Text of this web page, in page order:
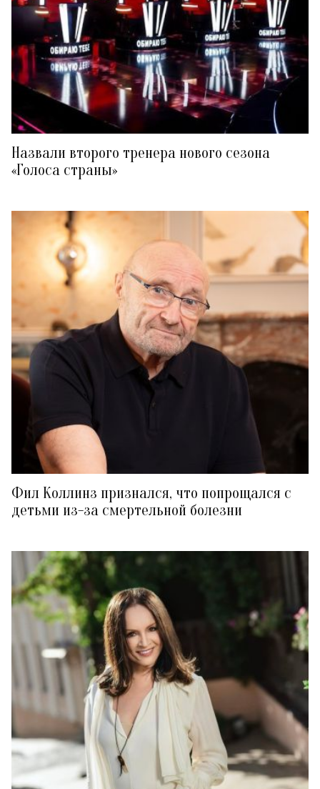
Назвали второго тренера нового сезона
«Голоса страны»
Фил Коллинз признался, что попрощался с
детьми из-за смертельной болезни